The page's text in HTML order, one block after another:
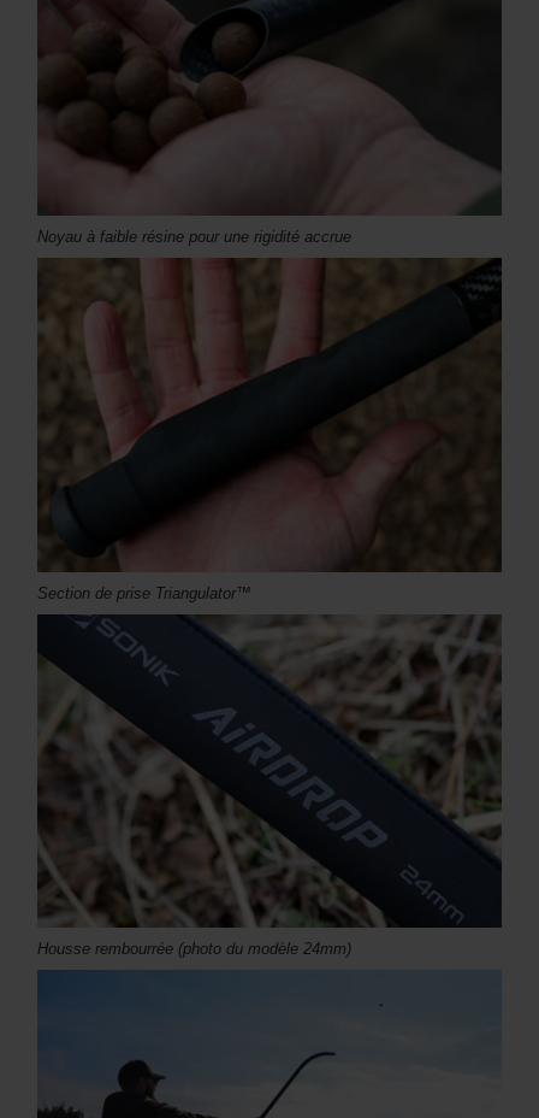
Noyau à faible résine pour une rigidité accrue
Section de prise Triangulator™
Housse rembourrée (photo du modèle 24mm)